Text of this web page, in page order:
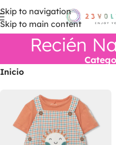
Skip to navigation
Skip to main content
Recién
Inicio